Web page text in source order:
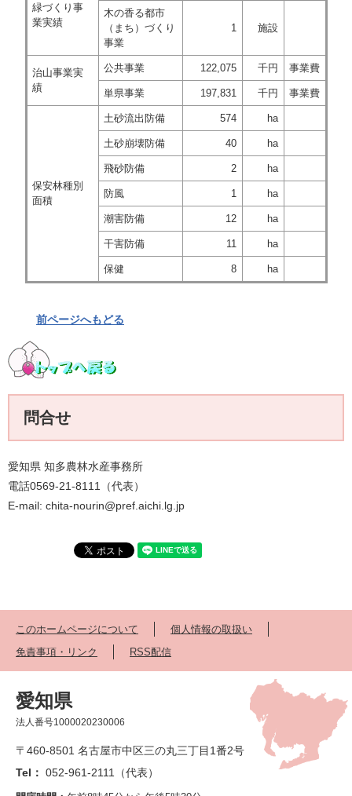
緑づくり事
業実績
木の香る都市
（まち）づくり
事業
1 施設
治山事業実
績
公共事業 122,075 千円 事業費
単県事業 197,831 千円 事業費
保安林種別
面積
土砂流出防備 574 ha
土砂崩壊防備 40 ha
飛砂防備 2 ha
防風 1 ha
潮害防備 12 ha
干害防備 11 ha
保健 8 ha
前ページへもどる
問合せ
愛知県 知多農林水産事務所
電話0569-21-8111（代表）
E-mail: chita-nourin@pref.aichi.lg.jp
このホームページについて
個人情報の取扱い
免責事項・リンク
RSS配信
愛知県
法人番号1000020230006
〒460-8501 名古屋市中区三の丸三丁目1番2号
Tel： 052-961-2111（代表）